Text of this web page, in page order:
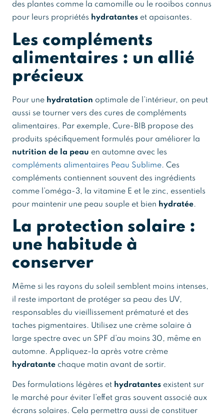
des plantes comme la camomille ou le rooibos connus
pour leurs propriétés hydratantes et apaisantes.
Les compléments
alimentaires : un allié
précieux
Pour une hydratation optimale de l’intérieur, on peut
aussi se tourner vers des cures de compléments
alimentaires. Par exemple, Cure-BIB propose des
produits spécifiquement formulés pour améliorer la
nutrition de la peau en automne avec les
compléments alimentaires Peau Sublime. Ces
compléments contiennent souvent des ingrédients
comme l’oméga-3, la vitamine E et le zinc, essentiels
pour maintenir une peau souple et bien hydratée.
La protection solaire :
une habitude à
conserver
Même si les rayons du soleil semblent moins intenses,
il reste important de protéger sa peau des UV,
responsables du vieillissement prématuré et des
taches pigmentaires. Utilisez une crème solaire à
large spectre avec un SPF d’au moins 30, même en
automne. Appliquez-la après votre crème
hydratante chaque matin avant de sortir.
Des formulations légères et hydratantes existent sur
le marché pour éviter l’effet gras souvent associé aux
écrans solaires. Cela permettra aussi de constituer